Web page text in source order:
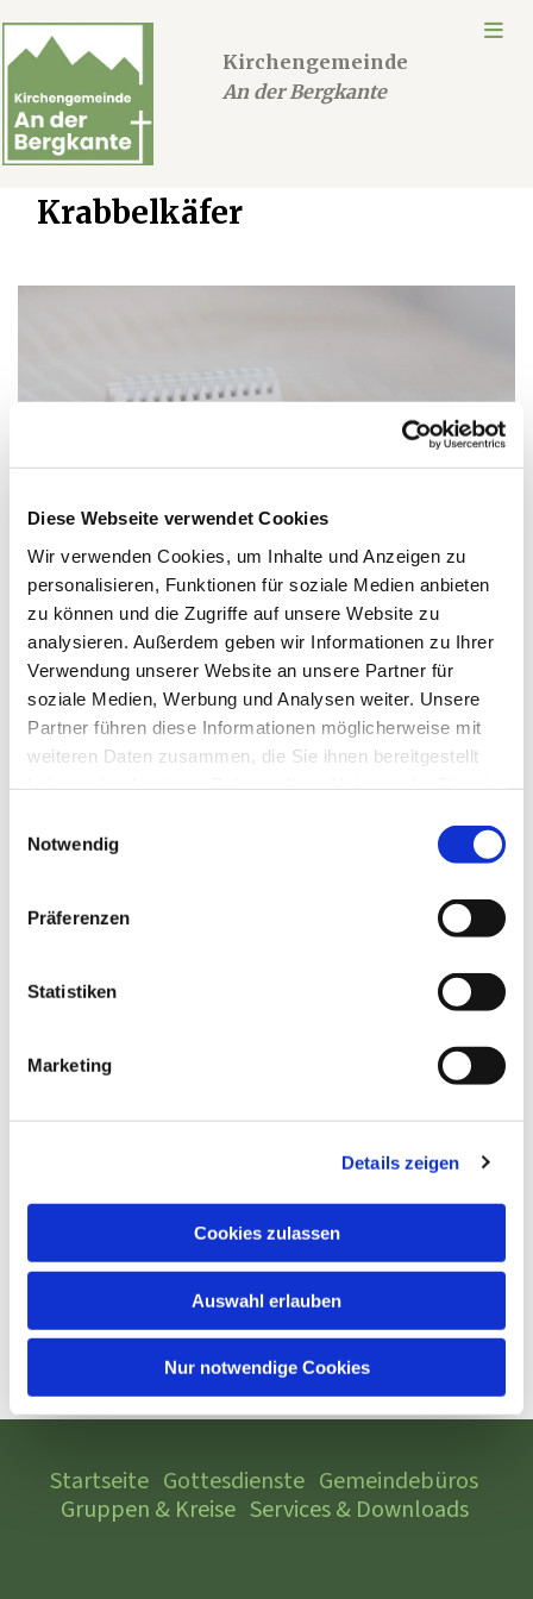
Diese Webseite verwendet Cookies
Wir verwenden Cookies, um Inhalte und Anzeigen zu
personalisieren, Funktionen für soziale Medien anbieten
zu können und die Zugriffe auf unsere Website zu
analysieren. Außerdem geben wir Informationen zu Ihrer
Verwendung unserer Website an unsere Partner für
soziale Medien, Werbung und Analysen weiter. Unsere
Partner führen diese Informationen möglicherweise mit
weiteren Daten zusammen, die Sie ihnen bereitgestellt
Notwendig
Präferenzen
Statistiken
Marketing
Details zeigen
Cookies zulassen
Auswahl erlauben
Nur notwendige Cookies
Kirchengemeinde
An der Bergkante
Krabbelkäfer
Mittwoch, 9. September 2026,
09:30 Uhr
Hille
Startseite Gottesdienste Gemeindebüros
Gruppen & Kreise Services & Downloads